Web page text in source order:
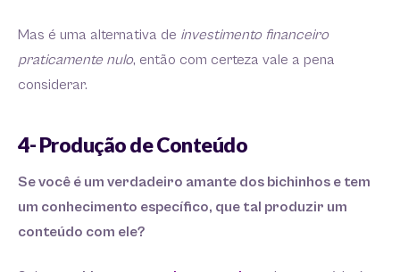
Mas é uma alternativa de investimento financeiro
praticamente nulo, então com certeza vale a pena
considerar.
4- Produção de Conteúdo
Se você é um verdadeiro amante dos bichinhos e tem
um conhecimento específico, que tal produzir um
conteúdo com ele?